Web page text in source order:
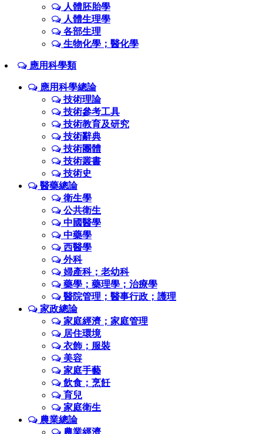
人體胚胎學
人體生理學
各部生理
生物化學；醫化學
應用科學類
應用科學總論
技術理論
技術參考工具
技術教育及研究
技術辭典
技術團體
技術叢書
技術史
醫藥總論
衛生學
公共衛生
中國醫學
中藥學
西醫學
外科
婦產科；老幼科
藥學；藥理學；治療學
醫院管理；醫事行政；護理
家政總論
家庭經濟；家庭管理
居住環境
衣飾；服裝
美容
家庭手藝
飲食；烹飪
育兒
家庭衛生
農業總論
農業經濟